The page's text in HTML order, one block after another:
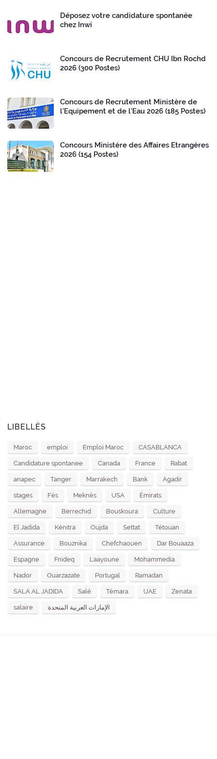
Déposez votre candidature spontanée
chez Inwi
Concours de Recrutement CHU Ibn Rochd
2026 (300 Postes)
Concours de Recrutement Ministère de
l’Equipement et de l’Eau 2026 (185 Postes)
Concours Ministère des Affaires Etrangères
2026 (154 Postes)
LIBELLÉS
Maroc emploi Emploi Maroc CASABLANCA
Candidature spontanee Canada France Rabat
anapec Tanger Marrakech Bank Agadir
stages Fès Meknès USA Émirats
Allemagne Berrechid Bouskoura Culture
El Jadida Kénitra Oujda Settat Tétouan
Assurance Bouznika Chefchaouen Dar Bouaaza
Espagne Fnideq Laayoune Mohammedia
Nador Ouarzazate Portugal Ramadan
SALA AL JADIDA Salé Témara UAE Zenata
salaire الإمارات العربية المتحدة